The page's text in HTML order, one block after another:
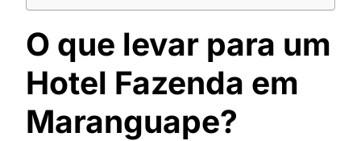
O que levar para um
Hotel Fazenda em
Maranguape?